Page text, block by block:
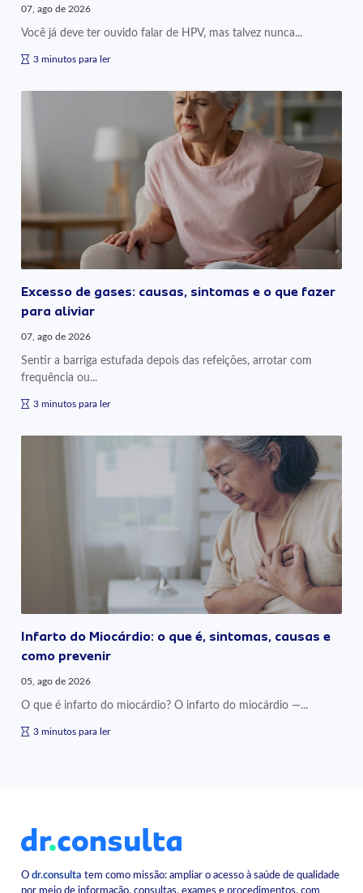
07, ago de 2026
Você já deve ter ouvido falar de HPV, mas talvez nunca...
3 minutos para ler
Excesso de gases: causas, sintomas e o que fazer
para aliviar
07, ago de 2026
Sentir a barriga estufada depois das refeições, arrotar com
frequência ou...
3 minutos para ler
Infarto do Miocárdio: o que é, sintomas, causas e
como prevenir
05, ago de 2026
O que é infarto do miocárdio? O infarto do miocárdio —...
3 minutos para ler
Odr.consulta tem como missão: ampliar o acesso à saúde de qualidade
por meio de informação, consultas, exames e procedimentos, com